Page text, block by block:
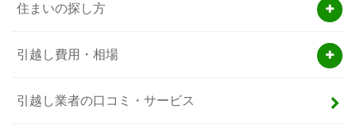
住まいの探し方
引越し費用・相場
引越し業者の口コミ・サービス